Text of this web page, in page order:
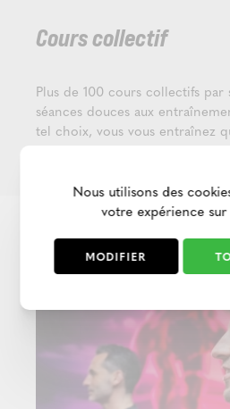
Cours collectif
Plus de 100 cours collectifs par
séances douces aux
tel choix, vous vous entraînez
Nous utilisons des
votre expérience
MODIFIER